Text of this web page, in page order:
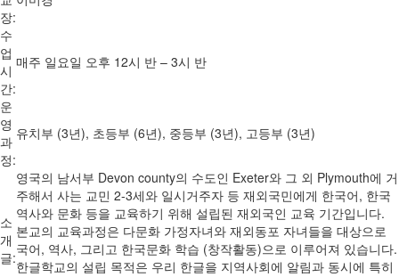
장:
수
업
시
간:
매주 일요일 오후 12시 반 – 3시 반
운
영
과
정:
유치부 (3년), 초등부 (6년), 중등부 (3년), 고등부 (3년)
소
개
글:
영국의 남서부 Devon county의 수도인 Exeter와 그 외 Plymouth에 거
주해서 사는 교민 2-3세와 일시거주자 등 재외국민에게 한국어, 한국
역사와 문화 등을 교육하기 위해 설립된 재외국인 교육 기간입니다.
본교의 교육과정은 다문화 가정자녀와 재외동포 자녀들을 대상으로
국어, 역사, 그리고 한국문화 학습 (창작활동)으로 이루어져 있습니다.
한글학교의 설립 목적은 우리 한글을 지역사회에 알림과 동시에 특히